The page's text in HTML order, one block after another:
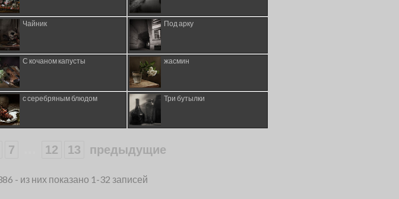
Чайник Под арку
С кочаном капусты жасмин
с серебряным блюдом Три бутылки
7 12 13 предыдущие
- из них показано 1-32 записей